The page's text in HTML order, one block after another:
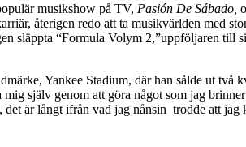
musikshow på TV, Pasión De Sábado,
återigen redo att ta musikvärlden med
släppta “Formula Volym 2,”uppföljaren till
Yankee Stadium, där han sålde ut
själv genom att göra något som jag
är långt ifrån vad jag nånsin trodde att jag